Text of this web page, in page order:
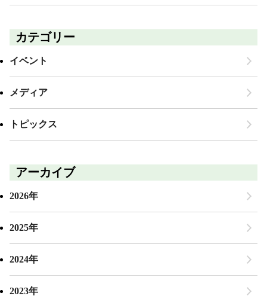
カテゴリー
イベント
メディア
トピックス
アーカイブ
2026年
2025年
2024年
2023年